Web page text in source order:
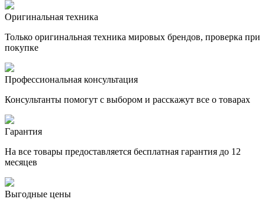
Оригинальная техника
Только оригинальная техника мировых брендов, проверка при
покупке
Профессиональная консультация
Консультанты помогут с выбором и расскажут все о товарах
Гарантия
На все товары предоставляется бесплатная гарантия до 12
месяцев
Выгодные цены